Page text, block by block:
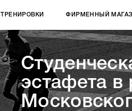
ТРЕНИРОВКИ ФИРМЕННЫЙ
эстафета в